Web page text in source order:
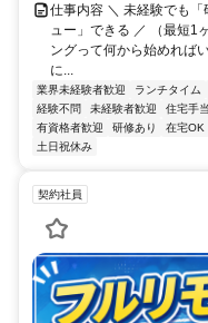
仕事内容 ＼ 未経験でも
ュー」できる ／ （最短1
ングって何から始めれば
に...
業界未経験者歓迎 ランチタイム
経験不問
未経験者歓迎 住宅手
有資格者歓迎
研修あり 在宅OK
土日祝休み
契約社員